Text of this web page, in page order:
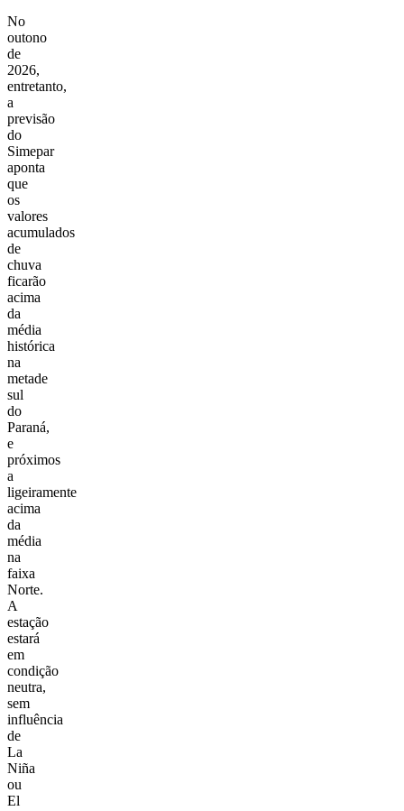
No
outono
de
2026,
entretanto,
a
previsão
do
Simepar
aponta
que
os
valores
acumulados
de
chuva
ficarão
acima
da
média
histórica
na
metade
sul
do
Paraná,
e
próximos
a
ligeiramente
acima
da
média
na
faixa
Norte.
A
estação
estará
em
condição
neutra,
sem
influência
de
La
Niña
ou
El